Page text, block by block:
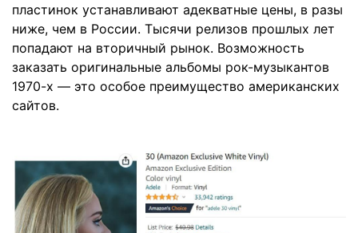
пластинок устанавливают адекватные цены, в разы
ниже, чем в России. Тысячи релизов прошлых лет
попадают на вторичный рынок. Возможность
заказать оригинальные альбомы рок-музыкантов
1970-х — это особое преимущество американских
сайтов.